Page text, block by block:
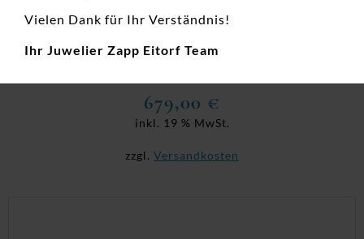
Damenringe, Diamanten Ringe, Diamantschmuck, Goldringe,
Damenring Solitär Antragsring 585 GG
679,00 €
inkl. 19 % MwSt.
zzgl. Versandkosten
Vielen Dank für Ihr Verständnis!
Ihr Juwelier Zapp Eitorf Team